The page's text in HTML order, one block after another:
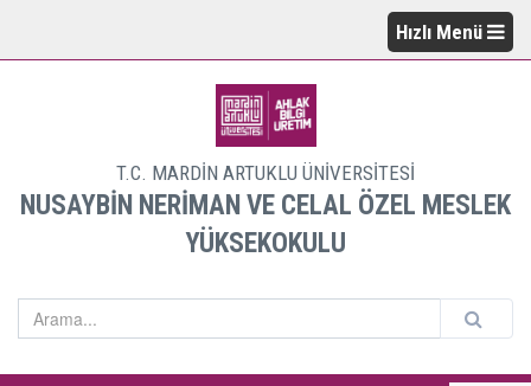
Hızlı Menü
T.C. MARDİN ARTUKLU ÜNİVERSİTESİ
NUSAYBİN NERİMAN VE CELAL ÖZEL MESLEK
YÜKSEKOKULU